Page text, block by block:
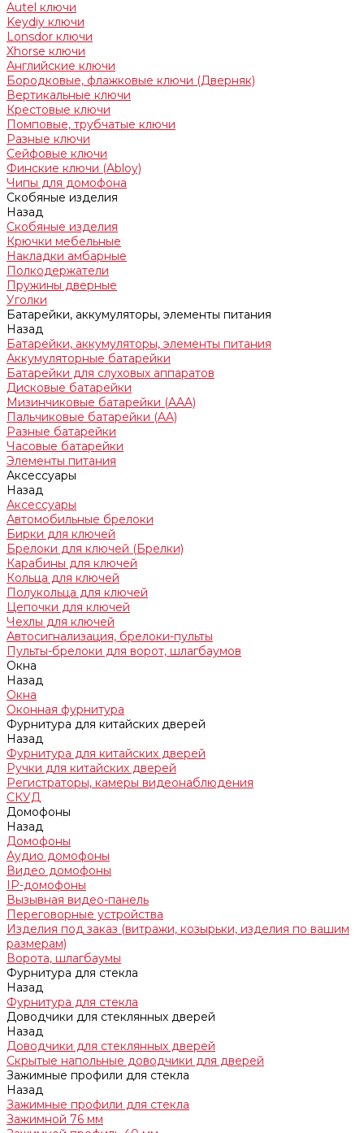
Autel ключи
Keydiy ключи
Lonsdor ключи
Xhorse ключи
Английские ключи
Бородковые, флажковые ключи (Дверняк)
Вертикальные ключи
Крестовые ключи
Помповые, трубчатые ключи
Разные ключи
Сейфовые ключи
Финские ключи (Abloy)
Чипы для домофона
Скобяные изделия
Назад
Скобяные изделия
Крючки мебельные
Накладки амбарные
Полкодержатели
Пружины дверные
Уголки
Батарейки, аккумуляторы, элементы питания
Назад
Батарейки, аккумуляторы, элементы питания
Аккумуляторные батарейки
Батарейки для слуховых аппаратов
Дисковые батарейки
Мизинчиковые батарейки (AAA)
Пальчиковые батарейки (AA)
Разные батарейки
Часовые батарейки
Элементы питания
Аксессуары
Назад
Аксессуары
Автомобильные брелоки
Бирки для ключей
Брелоки для ключей (Брелки)
Карабины для ключей
Кольца для ключей
Полукольца для ключей
Цепочки для ключей
Чехлы для ключей
Автосигнализация, брелоки-пульты
Пульты-брелоки для ворот, шлагбаумов
Окна
Назад
Окна
Оконная фурнитура
Фурнитура для китайских дверей
Назад
Фурнитура для китайских дверей
Ручки для китайских дверей
Регистраторы, камеры видеонаблюдения
СКУД
Домофоны
Назад
Домофоны
Аудио домофоны
Видео домофоны
IP-домофоны
Вызывная видео-панель
Переговорные устройства
Изделия под заказ (витражи, козырьки, изделия по вашим
размерам)
Ворота, шлагбаумы
Фурнитура для стекла
Назад
Фурнитура для стекла
Доводчики для стеклянных дверей
Назад
Доводчики для стеклянных дверей
Скрытые напольные доводчики для дверей
Зажимные профили для стекла
Назад
Зажимные профили для стекла
Зажимной 76 мм